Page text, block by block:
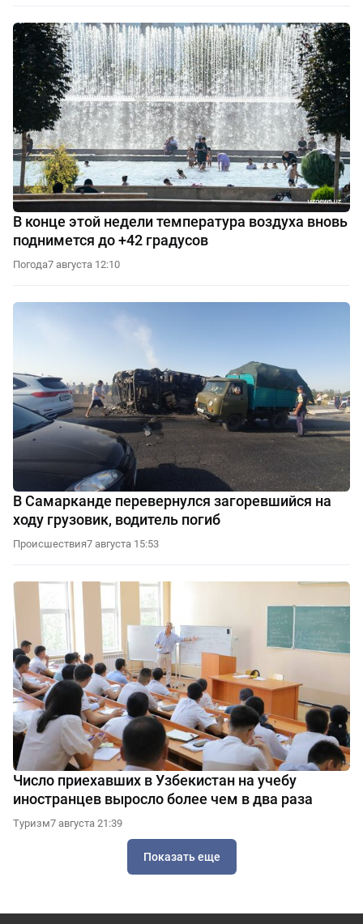
В конце этой недели температура воздуха вновь
поднимется до +42 градусов
Погода7 августа 12:10
В Самарканде перевернулся загоревшийся на
ходу грузовик, водитель погиб
Происшествия7 августа 15:53
Число приехавших в Узбекистан на учебу
иностранцев выросло более чем в два раза
Туризм7 августа 21:39
Показать еще